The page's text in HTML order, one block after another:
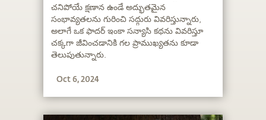
చనిపోయే క్షణాన ఉండే అద్భుతమైన
సంభావ్యతలను గురించి సద్గురు వివరిస్తున్నారు,
అలాగే ఒక ఫాదర్ ఇంకా సన్యాసి కథను వివరిస్తూ
చక్కగా జీవించడానికి గల ప్రాముఖ్యతను కూడా
తెలుపుతున్నారు.
Oct 6, 2024